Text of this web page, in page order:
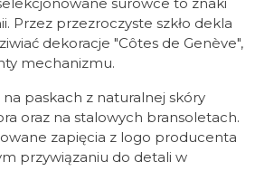
Przez przezroczyste szkło dekla
dekoracje "Côtes de Genève",
mechanizmu.
paskach z naturalnej skóry
oraz na stalowych bransoletach.
zapięcia z logo producenta
przywiązaniu do detali w